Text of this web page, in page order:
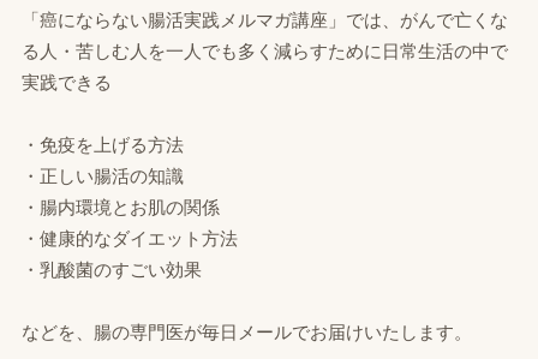
「癌にならない腸活実践メルマガ講座」では、がんで亡くな
る人・苦しむ人を一人でも多く減らすために日常生活の中で
実践できる
・免疫を上げる方法
・正しい腸活の知識
・腸内環境とお肌の関係
・健康的なダイエット方法
・乳酸菌のすごい効果
などを、腸の専門医が毎日メールでお届けいたします。